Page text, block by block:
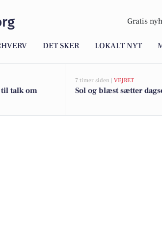
Gratis
DET SKER LOKALT NYT
talk om
7 timer siden | VEJRET
Sol og blæst sætter
Kommune